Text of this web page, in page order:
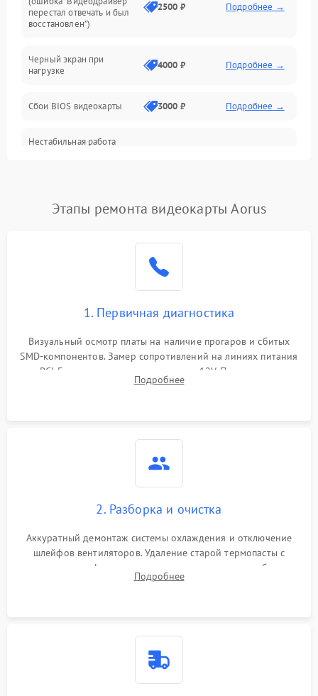
Интерфейсные и коммуникационные проблемы
Электропитание
ПО
Электронные компоненты
Общие поломки
Механические повреждения
перестал отвечать и был
восстановлен”)
2500 ₽ Подробнее →
Черный экран при
нагрузке
4000 ₽ Подробнее →
Сбои BIOS видеокарты 3000 ₽ Подробнее →
Нестабильная работа
Этапы ремонта видеокарты Aorus
1. Первичная диагностика
Визуальный осмотр платы на наличие прогаров и сбитых
SMD-компонентов. Замер сопротивлений на линиях питания
PCI-E и дополнительных разъемах 12V. Проверка на
короткое замыкание основных дросселей питания GPU и
Подробнее
2. Разборка и очистка
Аккуратный демонтаж системы охлаждения и отключение
шлейфов вентиляторов. Удаление старой термопасты с
кристалла графического чипа и термопрокладок с банок
памяти и зоны VRM. Очистка платы от пыли и окислов.
Подробнее